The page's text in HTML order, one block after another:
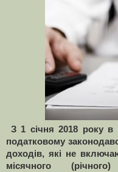
З 1 січня 2018 року в
податковому
доходів, які не
місячного